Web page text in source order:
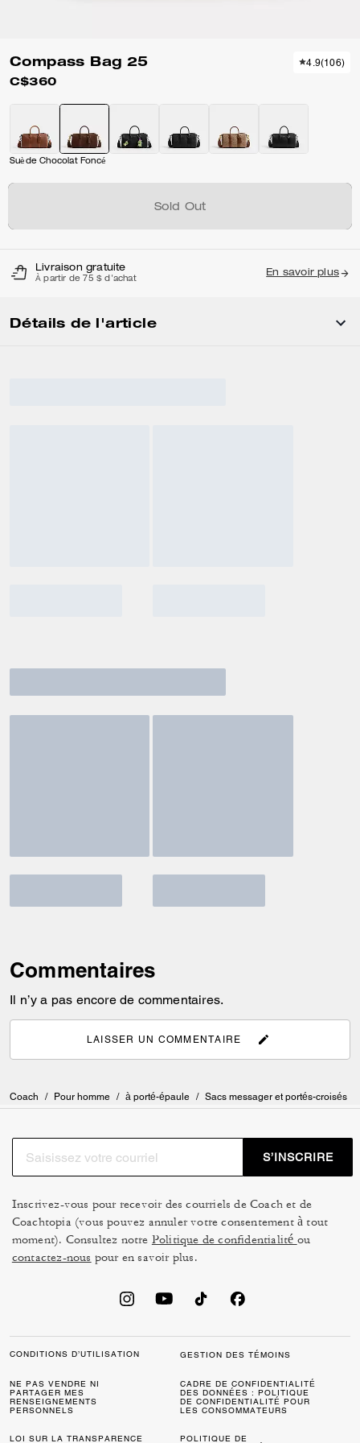
Compass Bag 25
C$360
4.9(106)
Suède Chocolat Foncé
Sold Out
Livraison gratuite
À partir de 75 $ d'achat
En savoir plus
Détails de l'article
Commentaires
Il n’y a pas encore de commentaires.
LAISSER UN COMMENTAIRE
Coach / Pour homme / à porté-épaule / Sacs messager et portés-croisés
S’INSCRIRE
Inscrivez-vous pour recevoir des courriels de Coach et de
Coachtopia (vous pouvez annuler votre consentement à tout
moment). Consultez notre Politique de confidentialité ou
contactez-nous pour en savoir plus.
CONDITIONS D’UTILISATION GESTION DES TÉMOINS
NE PAS VENDRE NI
PARTAGER MES
RENSEIGNEMENTS
PERSONNELS
CADRE DE CONFIDENTIALITÉ
DES DONNÉES : POLITIQUE
DE CONFIDENTIALITÉ POUR
LES CONSOMMATEURS
LOI SUR LA TRANSPARENCE
POLITIQUE DE